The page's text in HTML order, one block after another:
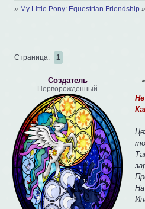
» My Little Pony: Equestrian Friendship »
Страница: 1
Создатель
Перворожденный